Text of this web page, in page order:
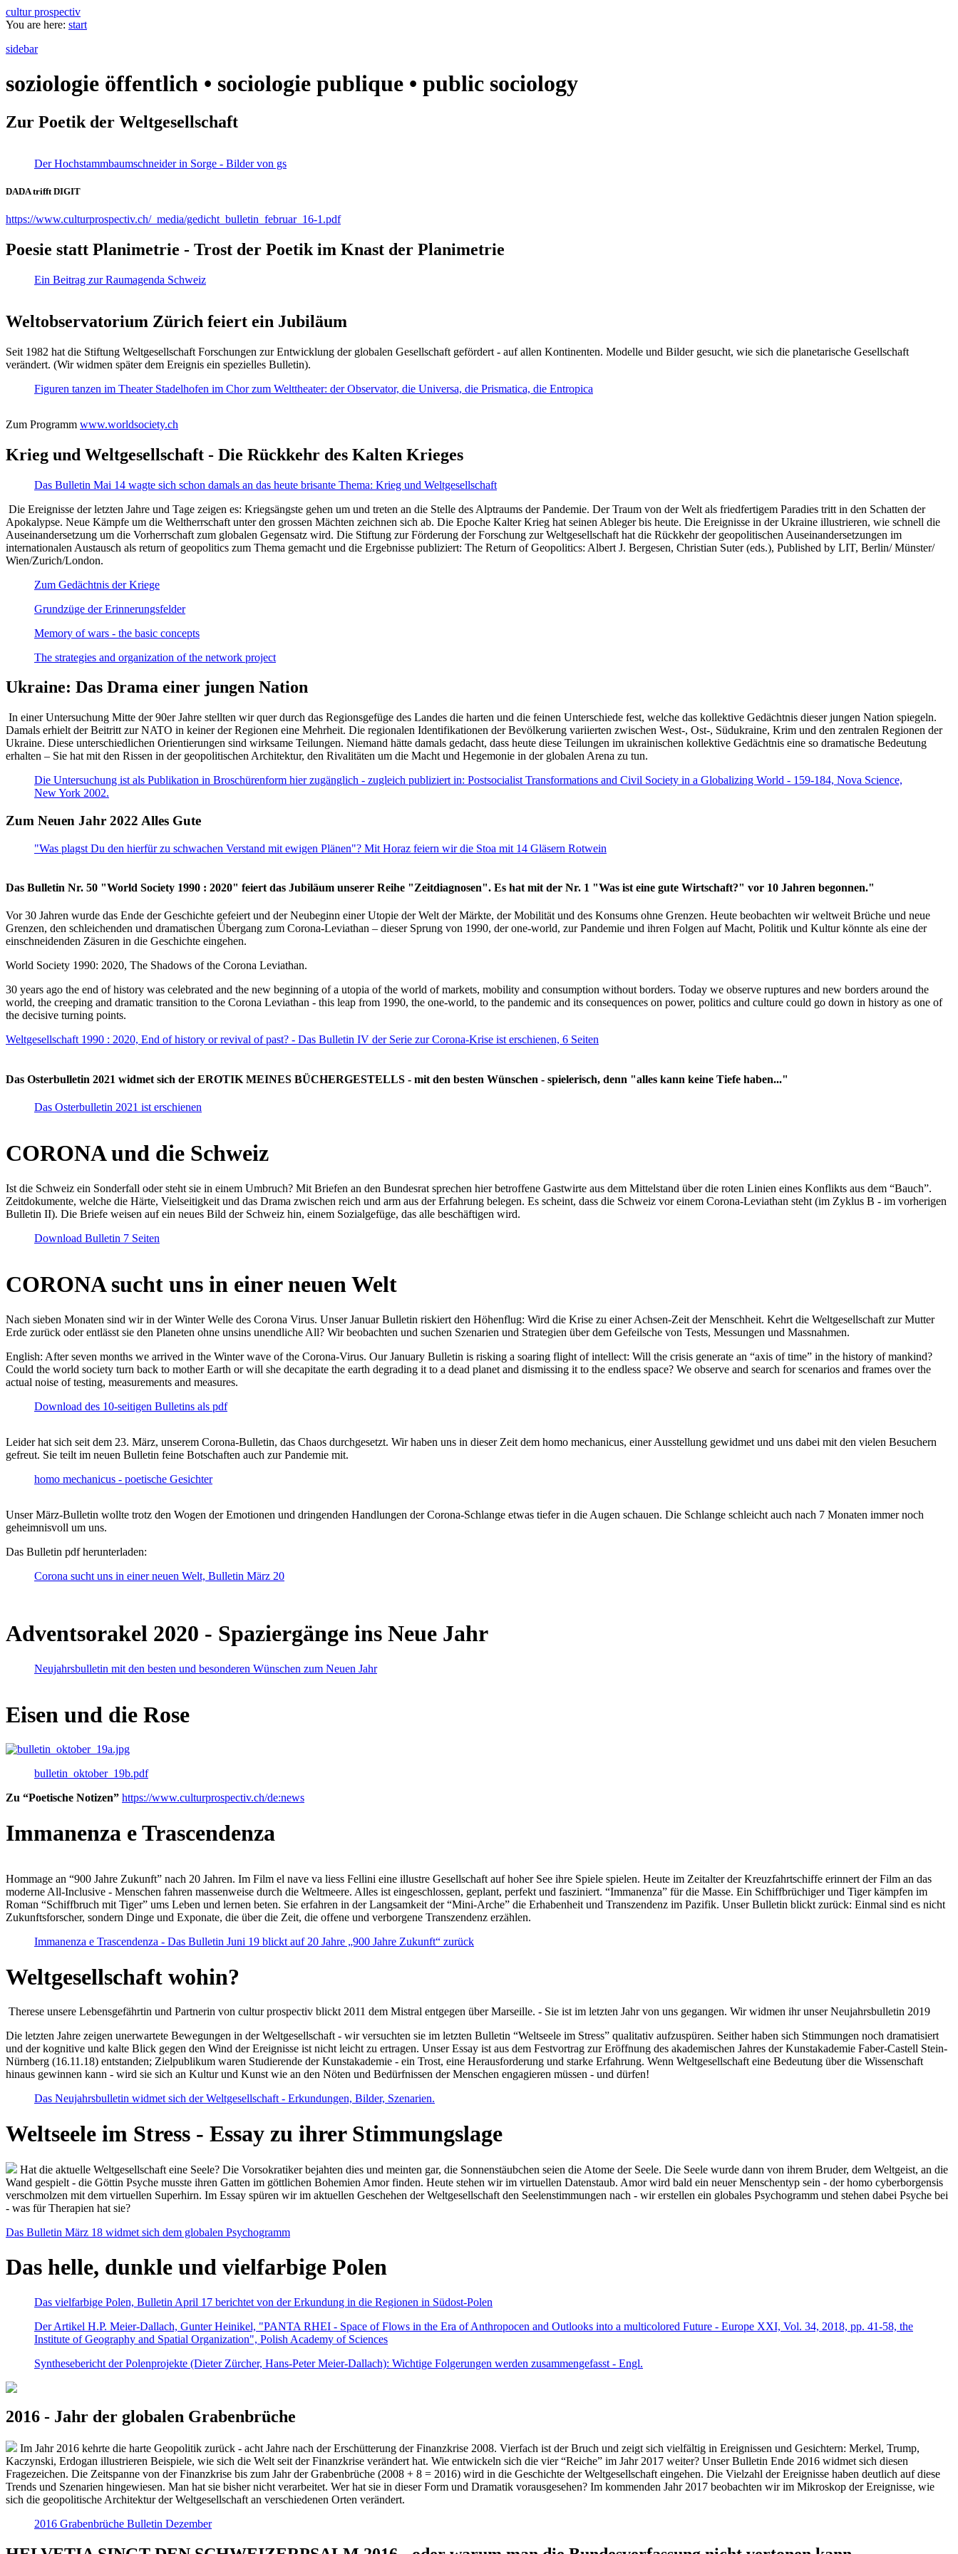
cultur prospectiv
You are here: start
sidebar
soziologie öffentlich • sociologie publique • public sociology
Zur Poetik der Weltgesellschaft
Der Hochstammbaumschneider in Sorge - Bilder von gs
DADA trifft DIGIT
https://www.culturprospectiv.ch/_media/gedicht_bulletin_februar_16-1.pdf
Poesie statt Planimetrie - Trost der Poetik im Knast der Planimetrie
Ein Beitrag zur Raumagenda Schweiz
Weltobservatorium Zürich feiert ein Jubiläum
Seit 1982 hat die Stiftung Weltgesellschaft Forschungen zur Entwicklung der globalen Gesellschaft gefördert - auf allen Kontinenten. Modelle und Bilder gesucht, wie sich die planetarische Gesellschaft
verändert. (Wir widmen später dem Ereignis ein spezielles Bulletin).
Figuren tanzen im Theater Stadelhofen im Chor zum Welttheater: der Observator, die Universa, die Prismatica, die Entropica
Zum Programm www.worldsociety.ch
Krieg und Weltgesellschaft - Die Rückkehr des Kalten Krieges
Das Bulletin Mai 14 wagte sich schon damals an das heute brisante Thema: Krieg und Weltgesellschaft
Die Ereignisse der letzten Jahre und Tage zeigen es: Kriegsängste gehen um und treten an die Stelle des Alptraums der Pandemie. Der Traum von der Welt als friedfertigem Paradies tritt in den Schatten der
Apokalypse. Neue Kämpfe um die Weltherrschaft unter den grossen Mächten zeichnen sich ab. Die Epoche Kalter Krieg hat seinen Ableger bis heute. Die Ereignisse in der Ukraine illustrieren, wie schnell die
Auseinandersetzung um die Vorherrschaft zum globalen Gegensatz wird. Die Stiftung zur Förderung der Forschung zur Weltgesellschaft hat die Rückkehr der geopolitischen Auseinandersetzungen im
internationalen Austausch als return of geopolitics zum Thema gemacht und die Ergebnisse publiziert: The Return of Geopolitics: Albert J. Bergesen, Christian Suter (eds.), Published by LIT, Berlin/ Münster/
Wien/Zurich/London.
Zum Gedächtnis der Kriege
Grundzüge der Erinnerungsfelder
Memory of wars - the basic concepts
The strategies and organization of the network project
Ukraine: Das Drama einer jungen Nation
In einer Untersuchung Mitte der 90er Jahre stellten wir quer durch das Regionsgefüge des Landes die harten und die feinen Unterschiede fest, welche das kollektive Gedächtnis dieser jungen Nation spiegeln.
Damals erhielt der Beitritt zur NATO in keiner der Regionen eine Mehrheit. Die regionalen Identifikationen der Bevölkerung variierten zwischen West-, Ost-, Südukraine, Krim und den zentralen Regionen der
Ukraine. Diese unterschiedlichen Orientierungen sind wirksame Teilungen. Niemand hätte damals gedacht, dass heute diese Teilungen im ukrainischen kollektive Gedächtnis eine so dramatische Bedeutung
erhalten – Sie hat mit den Rissen in der geopolitischen Architektur, den Rivalitäten um die Macht und Hegemonie in der globalen Arena zu tun.
Die Untersuchung ist als Publikation in Broschürenform hier zugänglich - zugleich publiziert in: Postsocialist Transformations and Civil Society in a Globalizing World - 159-184, Nova Science,
New York 2002.
Zum Neuen Jahr 2022 Alles Gute
"Was plagst Du den hierfür zu schwachen Verstand mit ewigen Plänen"? Mit Horaz feiern wir die Stoa mit 14 Gläsern Rotwein
Das Bulletin Nr. 50 "World Society 1990 : 2020" feiert das Jubiläum unserer Reihe "Zeitdiagnosen". Es hat mit der Nr. 1 "Was ist eine gute Wirtschaft?" vor 10 Jahren begonnen."
Vor 30 Jahren wurde das Ende der Geschichte gefeiert und der Neubeginn einer Utopie der Welt der Märkte, der Mobilität und des Konsums ohne Grenzen. Heute beobachten wir weltweit Brüche und neue
Grenzen, den schleichenden und dramatischen Übergang zum Corona-Leviathan – dieser Sprung von 1990, der one-world, zur Pandemie und ihren Folgen auf Macht, Politik und Kultur könnte als eine der
einschneidenden Zäsuren in die Geschichte eingehen.
World Society 1990: 2020, The Shadows of the Corona Leviathan.
30 years ago the end of history was celebrated and the new beginning of a utopia of the world of markets, mobility and consumption without borders. Today we observe ruptures and new borders around the
world, the creeping and dramatic transition to the Corona Leviathan - this leap from 1990, the one-world, to the pandemic and its consequences on power, politics and culture could go down in history as one of
the decisive turning points.
Weltgesellschaft 1990 : 2020, End of history or revival of past? - Das Bulletin IV der Serie zur Corona-Krise ist erschienen, 6 Seiten
Das Osterbulletin 2021 widmet sich der EROTIK MEINES BÜCHERGESTELLS - mit den besten Wünschen - spielerisch, denn "alles kann keine Tiefe haben..."
Das Osterbulletin 2021 ist erschienen
CORONA und die Schweiz
Ist die Schweiz ein Sonderfall oder steht sie in einem Umbruch? Mit Briefen an den Bundesrat sprechen hier betroffene Gastwirte aus dem Mittelstand über die roten Linien eines Konflikts aus dem “Bauch”.
Zeitdokumente, welche die Härte, Vielseitigkeit und das Drama zwischen reich und arm aus der Erfahrung belegen. Es scheint, dass die Schweiz vor einem Corona-Leviathan steht (im Zyklus B - im vorherigen
Bulletin II). Die Briefe weisen auf ein neues Bild der Schweiz hin, einem Sozialgefüge, das alle beschäftigen wird.
Download Bulletin 7 Seiten
CORONA sucht uns in einer neuen Welt
Nach sieben Monaten sind wir in der Winter Welle des Corona Virus. Unser Januar Bulletin riskiert den Höhenflug: Wird die Krise zu einer Achsen-Zeit der Menschheit. Kehrt die Weltgesellschaft zur Mutter
Erde zurück oder entlässt sie den Planeten ohne unsins unendliche All? Wir beobachten und suchen Szenarien und Strategien über dem Gefeilsche von Tests, Messungen und Massnahmen.
English: After seven months we arrived in the Winter wave of the Corona-Virus. Our January Bulletin is risking a soaring flight of intellect: Will the crisis generate an “axis of time” in the history of mankind?
Could the world society turn back to mother Earth or will she decapitate the earth degrading it to a dead planet and dismissing it to the endless space? We observe and search for scenarios and frames over the
actual noise of testing, measurements and measures.
Download des 10-seitigen Bulletins als pdf
Leider hat sich seit dem 23. März, unserem Corona-Bulletin, das Chaos durchgesetzt. Wir haben uns in dieser Zeit dem homo mechanicus, einer Ausstellung gewidmet und uns dabei mit den vielen Besuchern
gefreut. Sie teilt im neuen Bulletin feine Botschaften auch zur Pandemie mit.
homo mechanicus - poetische Gesichter
Unser März-Bulletin wollte trotz den Wogen der Emotionen und dringenden Handlungen der Corona-Schlange etwas tiefer in die Augen schauen. Die Schlange schleicht auch nach 7 Monaten immer noch
geheimnisvoll um uns.
Das Bulletin pdf herunterladen:
Corona sucht uns in einer neuen Welt, Bulletin März 20
Adventsorakel 2020 - Spaziergänge ins Neue Jahr
Neujahrsbulletin mit den besten und besonderen Wünschen zum Neuen Jahr
Eisen und die Rose
bulletin_oktober_19b.pdf
Zu “Poetische Notizen” https://www.culturprospectiv.ch/de:news
Immanenza e Trascendenza
Hommage an “900 Jahre Zukunft” nach 20 Jahren. Im Film el nave va liess Fellini eine illustre Gesellschaft auf hoher See ihre Spiele spielen. Heute im Zeitalter der Kreuzfahrtschiffe erinnert der Film an das
moderne All-Inclusive - Menschen fahren massenweise durch die Weltmeere. Alles ist eingeschlossen, geplant, perfekt und fasziniert. “Immanenza” für die Masse. Ein Schiffbrüchiger und Tiger kämpfen im
Roman “Schiffbruch mit Tiger” ums Leben und lernen beten. Sie erfahren in der Langsamkeit der “Mini-Arche” die Erhabenheit und Transzendenz im Pazifik. Unser Bulletin blickt zurück: Einmal sind es nicht
Zukunftsforscher, sondern Dinge und Exponate, die über die Zeit, die offene und verborgene Transzendenz erzählen.
Immanenza e Trascendenza - Das Bulletin Juni 19 blickt auf 20 Jahre „900 Jahre Zukunft“ zurück
Weltgesellschaft wohin?
Therese unsere Lebensgefährtin und Partnerin von cultur prospectiv blickt 2011 dem Mistral entgegen über Marseille. - Sie ist im letzten Jahr von uns gegangen. Wir widmen ihr unser Neujahrsbulletin 2019
Die letzten Jahre zeigen unerwartete Bewegungen in der Weltgesellschaft - wir versuchten sie im letzten Bulletin “Weltseele im Stress” qualitativ aufzuspüren. Seither haben sich Stimmungen noch dramatisiert
und der kognitive und kalte Blick gegen den Wind der Ereignisse ist nicht leicht zu ertragen. Unser Essay ist aus dem Festvortrag zur Eröffnung des akademischen Jahres der Kunstakademie Faber-Castell Stein-
Nürnberg (16.11.18) entstanden; Zielpublikum waren Studierende der Kunstakademie - ein Trost, eine Herausforderung und starke Erfahrung. Wenn Weltgesellschaft eine Bedeutung über die Wissenschaft
hinaus gewinnen kann - wird sie sich an Kultur und Kunst wie an den Nöten und Bedürfnissen der Menschen engagieren müssen - und dürfen!
Das Neujahrsbulletin widmet sich der Weltgesellschaft - Erkundungen, Bilder, Szenarien.
Weltseele im Stress - Essay zu ihrer Stimmungslage
Hat die aktuelle Weltgesellschaft eine Seele? Die Vorsokratiker bejahten dies und meinten gar, die Sonnenstäubchen seien die Atome der Seele. Die Seele wurde dann von ihrem Bruder, dem Weltgeist, an die
Wand gespielt - die Göttin Psyche musste ihren Gatten im göttlichen Bohemien Amor finden. Heute stehen wir im virtuellen Datenstaub. Amor wird bald ein neuer Menschentyp sein - der homo cyberborgensis
verschmolzen mit dem virtuellen Superhirn. Im Essay spüren wir im aktuellen Geschehen der Weltgesellschaft den Seelenstimmungen nach - wir erstellen ein globales Psychogramm und stehen dabei Psyche bei
- was für Therapien hat sie?
Das Bulletin März 18 widmet sich dem globalen Psychogramm
Das helle, dunkle und vielfarbige Polen
Das vielfarbige Polen, Bulletin April 17 berichtet von der Erkundung in die Regionen in Südost-Polen
Der Artikel H.P. Meier-Dallach, Gunter Heinikel, "PANTA RHEI - Space of Flows in the Era of Anthropocen and Outlooks into a multicolored Future - Europe XXI, Vol. 34, 2018, pp. 41-58, the
Institute of Geography and Spatial Organization", Polish Academy of Sciences
Synthesebericht der Polenprojekte (Dieter Zürcher, Hans-Peter Meier-Dallach): Wichtige Folgerungen werden zusammengefasst - Engl.
2016 - Jahr der globalen Grabenbrüche
Im Jahr 2016 kehrte die harte Geopolitik zurück - acht Jahre nach der Erschütterung der Finanzkrise 2008. Vierfach ist der Bruch und zeigt sich vielfältig in Ereignissen und Gesichtern: Merkel, Trump,
Kaczynski, Erdogan illustrieren Beispiele, wie sich die Welt seit der Finanzkrise verändert hat. Wie entwickeln sich die vier “Reiche” im Jahr 2017 weiter? Unser Bulletin Ende 2016 widmet sich diesen
Fragezeichen. Die Zeitspanne von der Finanzkrise bis zum Jahr der Grabenbrüche (2008 + 8 = 2016) wird in die Geschichte der Weltgesellschaft eingehen. Die Vielzahl der Ereignisse haben deutlich auf diese
Trends und Szenarien hingewiesen. Man hat sie bisher nicht verarbeitet. Wer hat sie in dieser Form und Dramatik vorausgesehen? Im kommenden Jahr 2017 beobachten wir im Mikroskop der Ereignisse, wie
sich die geopolitische Architektur der Weltgesellschaft an verschiedenen Orten verändert.
2016 Grabenbrüche Bulletin Dezember